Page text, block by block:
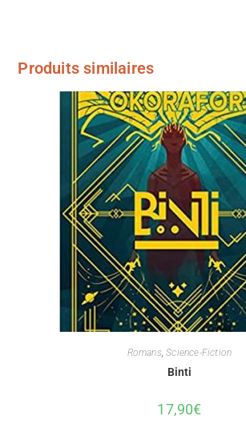
Produits similaires
Romans,Science-Fiction
Binti
17,90€